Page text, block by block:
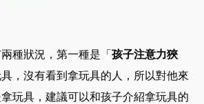
種狀況，第一種是「孩子注意力狹
具，沒有看到拿玩具的人，所以對他來
玩具，建議可以和孩子介紹拿玩具的